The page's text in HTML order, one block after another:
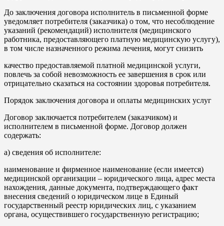
До заключения договора исполнитель в письменной форме
уведомляет потребителя (заказчика) о том, что несоблюдение
указаний (рекомендаций) исполнителя (медицинского
работника, предоставляющего платную медицинскую услугу),
в том числе назначенного режима лечения, могут снизить
качество предоставляемой платной медицинской услуги,
повлечь за собой невозможность ее завершения в срок или
отрицательно сказаться на состоянии здоровья потребителя.
Порядок заключения договора и оплаты медицинских услуг
Договор заключается потребителем (заказчиком) и
исполнителем в письменной форме. Договор должен
содержать:
а) сведения об исполнителе:
наименование и фирменное наименование (если имеется)
медицинской организации – юридического лица, адрес места
нахождения, данные документа, подтверждающего факт
внесения сведений о юридическом лице в Единый
государственный реестр юридических лиц, с указанием
органа, осуществившего государственную регистрацию;